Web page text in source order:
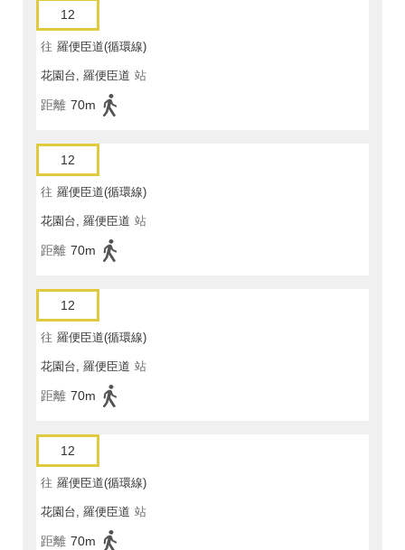
12
往 羅便臣道(循環線)
花園台, 羅便臣道 站
距離 70m
12
往 羅便臣道(循環線)
花園台, 羅便臣道 站
距離 70m
12
往 羅便臣道(循環線)
花園台, 羅便臣道 站
距離 70m
12
往 羅便臣道(循環線)
花園台, 羅便臣道 站
距離 70m